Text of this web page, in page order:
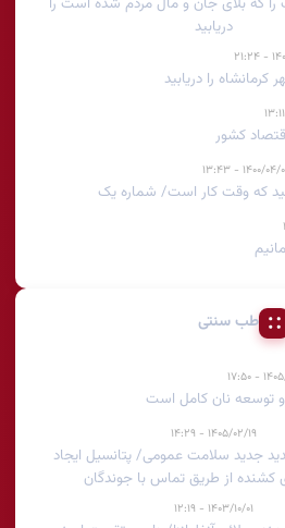
دریابید
را دریابید
کشور
۰۴/۰۱ - ۱۳:۴۳
که وقت کار است/ شماره یک
طب سنتی
- ۱۷:۵۰
توسعه نان کامل است
۱۴۰۵/۰۲/۱۹ - ۱۴:۲۹
جدید سلامت عمومی/ پتانسیل ایجاد
کشنده از طریق تماس با جوندگان
۱۴۰۳/۱۰/۰۱ - ۱۲:۱۹